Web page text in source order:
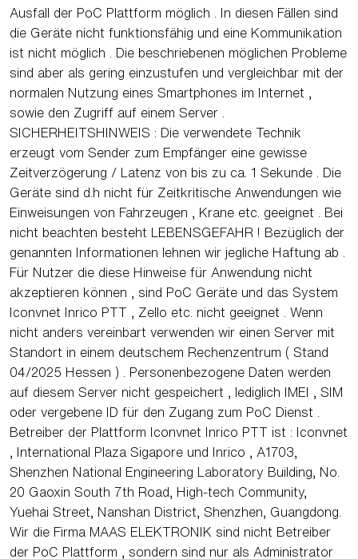
Ausfall der PoC Plattform möglich . In diesen Fällen sind
die Geräte nicht funktionsfähig und eine Kommunikation
ist nicht möglich . Die beschriebenen möglichen Probleme
sind aber als gering einzustufen und vergleichbar mit der
normalen Nutzung eines Smartphones im Internet ,
sowie den Zugriff auf einem Server .
SICHERHEITSHINWEIS : Die verwendete Technik
erzeugt vom Sender zum Empfänger eine gewisse
Zeitverzögerung / Latenz von bis zu ca. 1 Sekunde . Die
Geräte sind d.h nicht für Zeitkritische Anwendungen wie
Einweisungen von Fahrzeugen , Krane etc. geeignet . Bei
nicht beachten besteht LEBENSGEFAHR ! Bezüglich der
genannten Informationen lehnen wir jegliche Haftung ab .
Für Nutzer die diese Hinweise für Anwendung nicht
akzeptieren können , sind PoC Geräte und das System
Iconvnet Inrico PTT , Zello etc. nicht geeignet . Wenn
nicht anders vereinbart verwenden wir einen Server mit
Standort in einem deutschem Rechenzentrum ( Stand
04/2025 Hessen ) . Personenbezogene Daten werden
auf diesem Server nicht gespeichert , lediglich IMEI , SIM
oder vergebene ID für den Zugang zum PoC Dienst .
Betreiber der Plattform Iconvnet Inrico PTT ist : Iconvnet
, International Plaza Sigapore und Inrico , A1703,
Shenzhen National Engineering Laboratory Building, No.
20 Gaoxin South 7th Road, High-tech Community,
Yuehai Street, Nanshan District, Shenzhen, Guangdong.
Wir die Firma MAAS ELEKTRONIK sind nicht Betreiber
der PoC Plattform , sondern sind nur als Administrator